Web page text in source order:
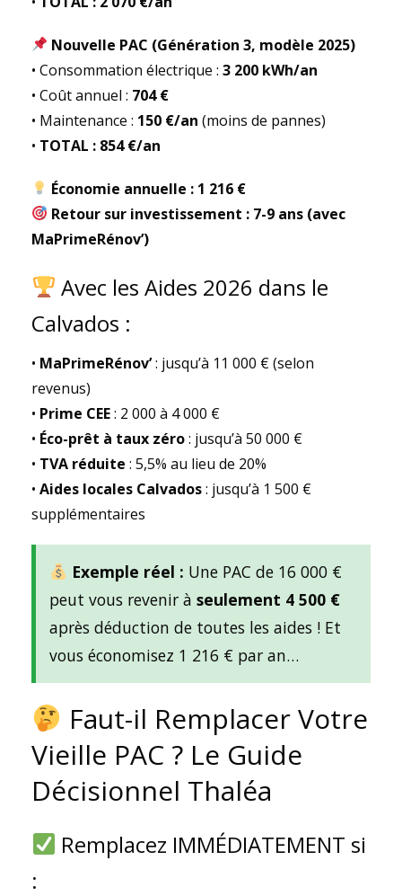
Nouvelle PAC (Génération 3, modèle 2025)
• Consommation électrique : 3 200 kWh/an
• Coût annuel : 704 €
• Maintenance : 150 €/an (moins de pannes)
• TOTAL : 854 €/an
Économie annuelle : 1 216 €
Retour sur investissement : 7-9 ans (avec
MaPrimeRénov’)
Avec les Aides 2026 dans le
Calvados :
• MaPrimeRénov’: jusqu’à 11 000 € (selon
revenus)
• Prime CEE: 2 000 à 4 000 €
• Éco-prêt à taux zéro: jusqu’à 50 000 €
• TVA réduite : 5,5% au lieu de 20%
• Aides locales Calvados: jusqu’à 1 500 €
supplémentaires
Exemple réel : Une PAC de 16 000 €
peut vous revenir à seulement 4 500 €
après déduction de toutes les aides ! Et
vous économisez 1 216 € par an…
Faut-il Remplacer Votre
Vieille PAC ? Le Guide
Décisionnel Thaléa
Remplacez IMMÉDIATEMENT si
: